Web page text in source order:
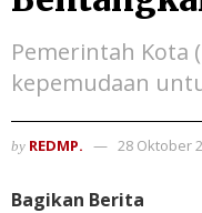
Pemerintah Kota
kepemudaan
by REDMP. 28 Oktober
Bagikan Berita